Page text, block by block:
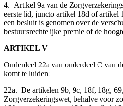
4. Artikel 9a van de
eerste lid, juncto artikel 18d of artikel
een besluit is genomen over de
bestuursrechtelijke premie of de
ARTIKEL V
Onderdeel 22a van onderdeel C van
komt te luiden:
22a. De artikelen 9b, 9c, 18f, 18g,
Zorgverzekeringswet, behalve voor